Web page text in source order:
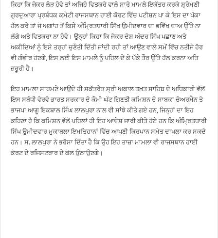
ਕਿਹਾ ਕਿ ਜੇਕਰ ਲੋੜ ਹੋਵੇ ਤਾਂ ਅਜਿਹੇ ਵਿਤਕਰੇ ਵਾਲੇ ਸਾਰੇ ਮਾਮਲੇ ਇਕੱਤਰ ਕਰਕੇ ਸ਼੍ਰੋਮਣੀ
ਗੁਰਦੁਆਰਾ ਪ੍ਰਬੰਧਕ ਕਮੇਟੀ ਰਾਜਸਥਾਨ ਹਾਈ ਕੋਰਟ ਵਿੱਚ ਪਟੀਸ਼ਨ ਪਾ ਕੇ ਇਸ ਦਾ ਪੱਕਾ
ਹੱਲ ਕਰੇ ਤਾਂ ਜੋ ਅਗਾਂਹ ਤੋਂ ਕਿਸੇ ਅੰਮ੍ਰਿਤਧਾਰੀ ਸਿੱਖ ਉਮੀਦਵਾਰ ਦਾ ਭਵਿੱਖ ਦਾਅ ਉੱਤੇ ਨਾ
ਲੱਗੇ ਅਤੇ ਵਿਤਕਰਾ ਨਾ ਹੋਵੇ। ਉਨ੍ਹਾਂ ਕਿਹਾ ਕਿ ਜੇਕਰ ਦੇਸ਼ ਅੰਦਰ ਸਿੱਖ ਪਛਾਣ ਅਤੇ
ਅਕੀਦਿਆਂ ਨੂੰ ਇਸੇ ਤਰ੍ਹਾਂ ਚੁਣੌਤੀ ਦਿੱਤੀ ਜਾਂਦੀ ਰਹੀ ਤਾਂ ਆਉਣ ਵਾਲੇ ਸਮੇਂ ਵਿੱਚ ਨਤੀਜੇ ਹੋਰ
ਵੀ ਗੰਭੀਰ ਹੋਣਗੇ, ਇਸ ਲਈ ਇਸ ਮਾਮਲੇ ਨੂੰ ਪਹਿਲ ਦੇ ਕੇ ਪੱਕੇ ਤੌਰ ਉੱਤੇ ਹੱਲ ਕਰਨਾ ਅਤਿ
ਜ਼ਰੂਰੀ ਹੈ।
ਇਹ ਮਾਮਲਾ ਸਾਹਮਣੇ ਆਉਂਦੇ ਹੀ ਸਕੱਤਰੇਤ ਸ੍ਰੀ ਅਕਾਲ ਤਖ਼ਤ ਸਾਹਿਬ ਦੇ ਅਧਿਕਾਰੀ ਵੱਲੋਂ
ਇਸ ਸਬੰਧੀ ਵੇਰਵੇ ਭਾਰਤ ਸਰਕਾਰ ਦੇ ਕੌਮੀ ਘੱਟ ਗਿਣਤੀ ਕਮਿਸ਼ਨ ਦੇ ਸਾਬਕਾ ਚੇਅਰਮੈਨ ਤੇ
ਭਾਜਪਾ ਆਗੂ ਇਕਬਾਲ ਸਿੰਘ ਲਾਲਪੁਰਾ ਨਾਲ ਵੀ ਸਾਂਝੇ ਕੀਤੇ ਗਏ ਹਨ, ਜਿਨ੍ਹਾਂ ਦਾ ਇਹ
ਕਹਿਣਾ ਹੈ ਕਿ ਕਮਿਸ਼ਨ ਵੱਲੋਂ ਪਹਿਲਾਂ ਹੀ ਇਹ ਆਦੇਸ਼ ਜਾਰੀ ਕੀਤੇ ਹੋਏ ਹਨ ਕਿ ਅੰਮ੍ਰਿਤਧਾਰੀ
ਸਿੱਖ ਉਮੀਦਵਾਰ ਮੁਕਾਬਲਾ ਇਮਤਿਹਾਨਾਂ ਵਿੱਚ ਆਪਣੀ ਕਿਰਪਾਨ ਸਮੇਤ ਦਾਖਲਾ ਕਰ ਸਕਦੇ
ਹਨ। ਸ. ਲਾਲਪੁਰਾ ਨੇ ਭਰੋਸਾ ਦਿੱਤਾ ਹੈ ਕਿ ਉਹ ਇਹ ਤਾਜ਼ਾ ਮਾਮਲਾ ਵੀ ਰਾਜਸਥਾਨ ਹਾਈ
ਕੋਰਟ ਦੇ ਰਜਿਸਟਰਾਰ ਦੇ ਕੋਲ ਉਠਾਉਣਗੇ।